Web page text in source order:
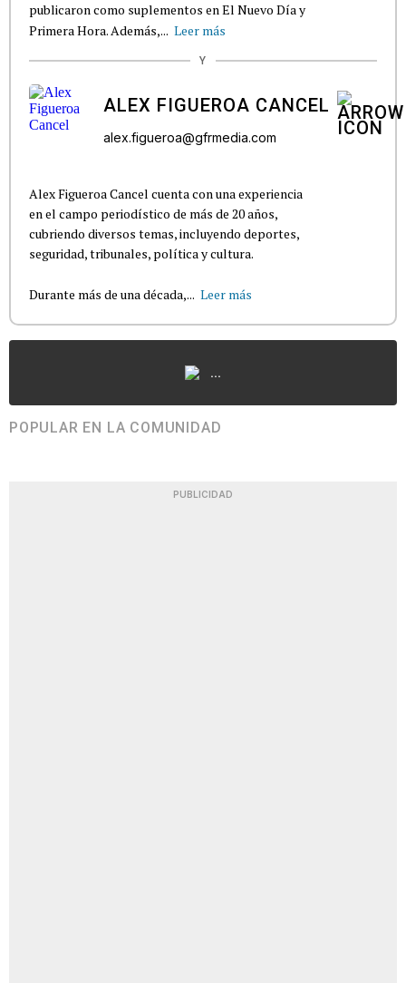
publicaron como suplementos en El Nuevo Día y
Primera Hora. Además,... Leer más
Y
ALEX FIGUEROA CANCEL
alex.figueroa@gfrmedia.com
Alex Figueroa Cancel cuenta con una experiencia
en el campo periodístico de más de 20 años,
cubriendo diversos temas, incluyendo deportes,
seguridad, tribunales, política y cultura.
Durante más de una década,... Leer más
...
POPULAR EN LA COMUNIDAD
PUBLICIDAD